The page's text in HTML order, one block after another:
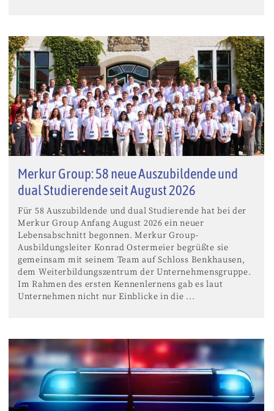
Merkur Group: 58 neue Auszubildende und
dual Studierende seit August 2026
Für 58 Auszubildende und dual Studierende hat bei der
Merkur Group Anfang August 2026 ein neuer
Lebensabschnitt begonnen. Merkur Group-
Ausbildungsleiter Konrad Ostermeier begrüßte sie
gemeinsam mit seinem Team auf Schloss Benkhausen,
dem Weiterbildungszentrum der Unternehmensgruppe.
Im Rahmen des ersten Kennenlernens gab es laut
Unternehmen nicht nur Einblicke in die ...